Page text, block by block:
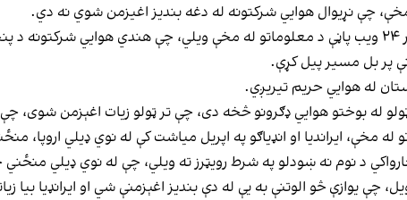
چې نړیوال هوايي شرکتونه له دغه بندیز اغیزمن شوي نه دي.
رویټرز اژانس د پلایټ ټریډر ۲۴ ویب پاڼې د معلوماتو له مخې ویلي، چې هندي
پر بل مسير پيل کړې.
له هوايي حریم تیريږي.
له بوختو هوايي ډګرونو څخه دی، چې تر ټولو زيات اغېزمن شوی،
ایرانديا او انډياګو په اپريل مياشت کې له نوي ډيلي اروپا، منځني ختيځ او
د نوم نه ښودلو په شرط رويټرز ته ویلي، چې له نوي ډيلي
چې یوازې څو الوتنې به یې له دې بنديز اغېزمنې شي او ایرانډيا بیا